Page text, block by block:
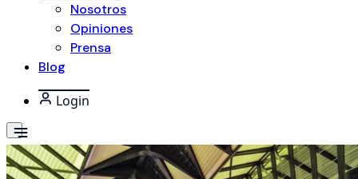
Nosotros
Opiniones
Prensa
Blog
Login